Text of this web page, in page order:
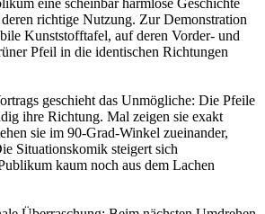
richtige Nutzung. Zur Demonstration
Kunststofftafel, auf deren Vorder- und
Pfeil in die identischen Richtungen
geschieht das Unmögliche: Die Pfeile
ihre Richtung. Mal zeigen sie exakt
sie im 90-Grad-Winkel zueinander,
Situationskomik steigert sich
kaum noch aus dem Lachen